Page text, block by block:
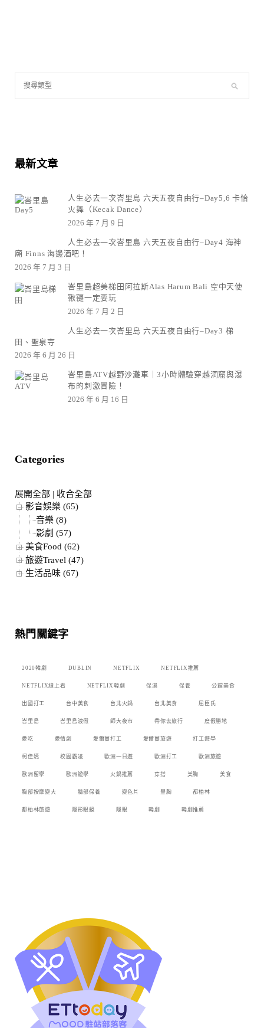
最新文章
人生必去一次峇里島 六天五夜自由行–Day5,6 卡恰
火舞（Kecak Dance）
2026 年 7 月 9 日
人生必去一次峇里島 六天五夜自由行–Day4 海神
廟 Finns 海邊酒吧！
2026 年 7 月 3 日
峇里島超美梯田阿拉斯Alas Harum Bali 空中天使
鞦韆一定要玩
2026 年 7 月 2 日
人生必去一次峇里島 六天五夜自由行–Day3 梯
田、聖泉寺
2026 年 6 月 26 日
峇里島ATV越野沙灘車｜3小時體驗穿越洞窟與瀑
布的刺激冒險！
2026 年 6 月 16 日
Categories
展開全部 | 收合全部
影音娛樂 (65)
音樂 (8)
影劇 (57)
美食Food (62)
旅遊Travel (47)
生活品味 (67)
熱門關鍵字
2020韓劇 DUBLIN NETFLIX NETFLIX推薦
NETFLIX線上看 NETFLIX韓劇 保濕 保養 公館美食
出國打工 台中美食 台北火鍋 台北美食 屈臣氏
峇里島 峇里島渡假 師大夜市 帶你去旅行 度假勝地
愛吃 愛情劇 愛爾蘭打工 愛爾蘭旅遊 打工遊學
柯佳嬿 校園霸凌 歐洲一日遊 歐洲打工 歐洲旅遊
歐洲留學 歐洲遊學 火鍋推薦 穿搭 美胸 美食
胸部按摩變大 臉部保養 變色片 豐胸 都柏林
都柏林旅遊 隱形眼鏡 隱眼 韓劇 韓劇推薦